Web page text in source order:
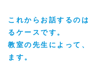
これからお話するの
るケースです。
教室の先生によって
ます。